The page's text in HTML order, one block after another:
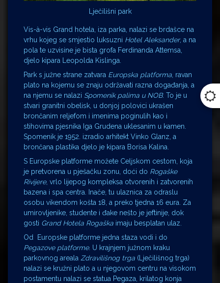
Lječilišni park
Vis-à-vis Grand hotela, iza parka, nalazi se brdašce na
vrhu kojeg se smjestio luksuzni Hotel Aleksander, a na
pola te uzvisine je bista grofa Ferdinanda Attemsa,
djelo kipara Leopolda Kislinga.
Park s južne strane zatvara Europska platforma , ravan
plato na kojemu se znaju održavati razna događanja, a
na njemu se nalazi Spomenik palima u NOB. To je u
stvari granitni obelisk, u donjoj polovici ukrašen
brončanim reljefom i imenima poginulih kao i
stihovima pjesnika Iga Grudena uklesanim u kamen.
Spomenik je 1952. izradio arhitekt Vinko Glanz, a
brončana plastika djelo je kipara Borisa Kalina.
S Europske platforme možete Celjskom cestom, koja
je pretvorena u pješačku zonu, doći do Rogaške
Rivijere, vrlo lijepog kompleksa otvorenih i zatvorenih
bazena i spa centra. Inače, tu ulaznica za odraslu
osobu vikendom košta 18, a preko tjedna 16 eura. Za
umirovljenike, studente i đake nešto je jeftinije, dok
gosti Grand Hotela Rogaška imaju besplatan ulaz.
Od Europske platforme jedna staza vodi i do
Pegazove platforme. U krajnjem južnom kraku
parkovnog areala Zdravilišnog trga (Lječilišnog trga)
nalazi se kružni plato a u njegovom centru na visokom
postamentu nalazi se statua Pegaza, krilatog konja